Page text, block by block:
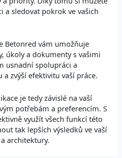
a sledovat pokrok ve vašich
Betonred vám umožňuje
úkoly a dokumenty s vašimi
usnadní spolupráci a
zvýší efektivitu vaší práce.
je tedy závislé na vaší
potřebám a preferencím. S
využít všech funkcí této
tak lepších výsledků ve vaší
architektury.